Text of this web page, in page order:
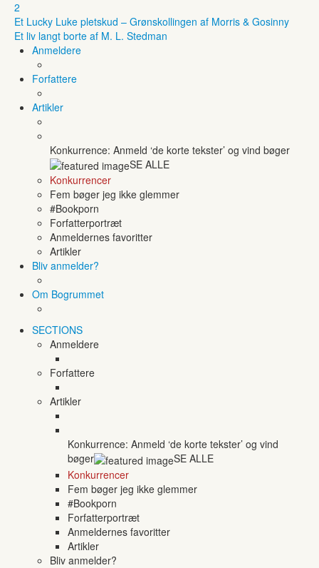
2
Et Lucky Luke pletskud – Grønskollingen af Morris & Gosinny
Et liv langt borte af M. L. Stedman
Anmeldere
Forfattere
Artikler
Konkurrence: Anmeld ‘de korte tekster’ og vind bøger
SE ALLE
Konkurrencer
Fem bøger jeg ikke glemmer
#Bookporn
Forfatterportræt
Anmeldernes favoritter
Artikler
Bliv anmelder?
Om Bogrummet
SECTIONS
Anmeldere
Forfattere
Artikler
Konkurrence: Anmeld ‘de korte tekster’ og vind
bøger
SE ALLE
Konkurrencer
Fem bøger jeg ikke glemmer
#Bookporn
Forfatterportræt
Anmeldernes favoritter
Artikler
Bliv anmelder?